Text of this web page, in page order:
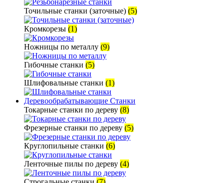
Точильные станки (заточные) (5)
Кромкорезы (1)
Ножницы по металлу (9)
Гибочные станки (5)
Шлифовальные станки (1)
Деревообрабатывающие Станки
Токарные станки по дереву (8)
Фрезерные станки по дереву (5)
Круглопильные станки (6)
Ленточные пилы по дереву (4)